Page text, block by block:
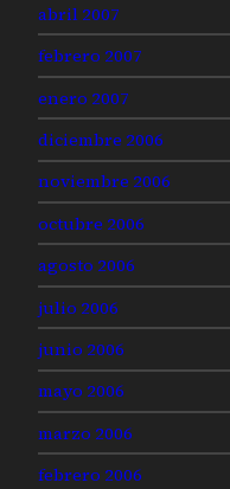
abril 2007
febrero 2007
enero 2007
diciembre 2006
noviembre 2006
octubre 2006
agosto 2006
julio 2006
junio 2006
mayo 2006
marzo 2006
febrero 2006